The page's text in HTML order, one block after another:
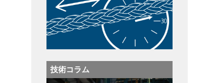
技術コラム